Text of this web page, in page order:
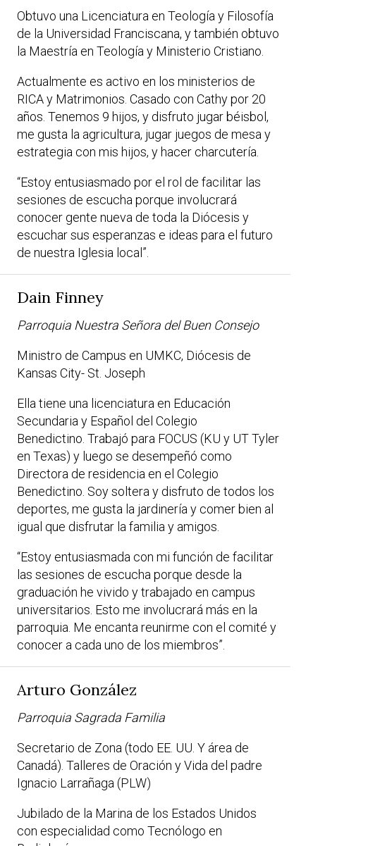
Obtuvo una Licenciatura en Teología y Filosofía
de la Universidad Franciscana, y también obtuvo
la Maestría en Teología y Ministerio Cristiano.
Actualmente es activo en los ministerios de
RICA y Matrimonios. Casado con Cathy por 20
años. Tenemos 9 hijos, y disfruto jugar béisbol,
me gusta la agricultura, jugar juegos de mesa y
estrategia con mis hijos, y hacer charcutería.
“Estoy entusiasmado por el rol de facilitar las
sesiones de escucha porque involucrará
conocer gente nueva de toda la Diócesis y
escuchar sus esperanzas e ideas para el futuro
de nuestra Iglesia local”.
Dain Finney
Parroquia Nuestra Señora del Buen Consejo
Ministro de Campus en UMKC, Diócesis de
Kansas City- St. Joseph
Ella tiene una licenciatura en Educación
Secundaria y Español del Colegio
Benedictino. Trabajó para FOCUS (KU y UT Tyler
en Texas) y luego se desempeñó como
Directora de residencia en el Colegio
Benedictino. Soy soltera y disfruto de todos los
deportes, me gusta la jardinería y comer bien al
igual que disfrutar la familia y amigos.
“Estoy entusiasmada con mi función de facilitar
las sesiones de escucha porque desde la
graduación he vivido y trabajado en campus
universitarios. Esto me involucrará más en la
parroquia. Me encanta reunirme con el comité y
conocer a cada uno de los miembros”.
Arturo González
Parroquia Sagrada Familia
Secretario de Zona (todo EE. UU. Y área de
Canadá). Talleres de Oración y Vida del padre
Ignacio Larrañaga (PLW)
Jubilado de la Marina de los Estados Unidos
con especialidad como Tecnólogo en